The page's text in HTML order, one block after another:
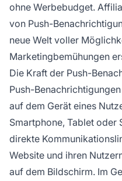
ohne Werbebudget.
von Push-
neue Welt voller
Marketingbemühungen
Die Kraft der Push-
Push-
auf dem Gerät eines
Smartphone, Tablet oder
direkte
Website und ihren
auf dem Bildschirm. Im